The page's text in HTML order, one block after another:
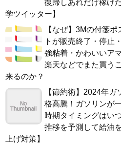
復帰しあれだけ稼げ
学ツイッター】
【なぜ】3Mの付箋ポ
トが販売終了・停止
強粘着・かわいいア
楽天などでまた買う
来るのか？
【節約術】2024年ガ
格高騰！ガソリンが
時期タイミングはい
推移を予測して給油
上げ対策】